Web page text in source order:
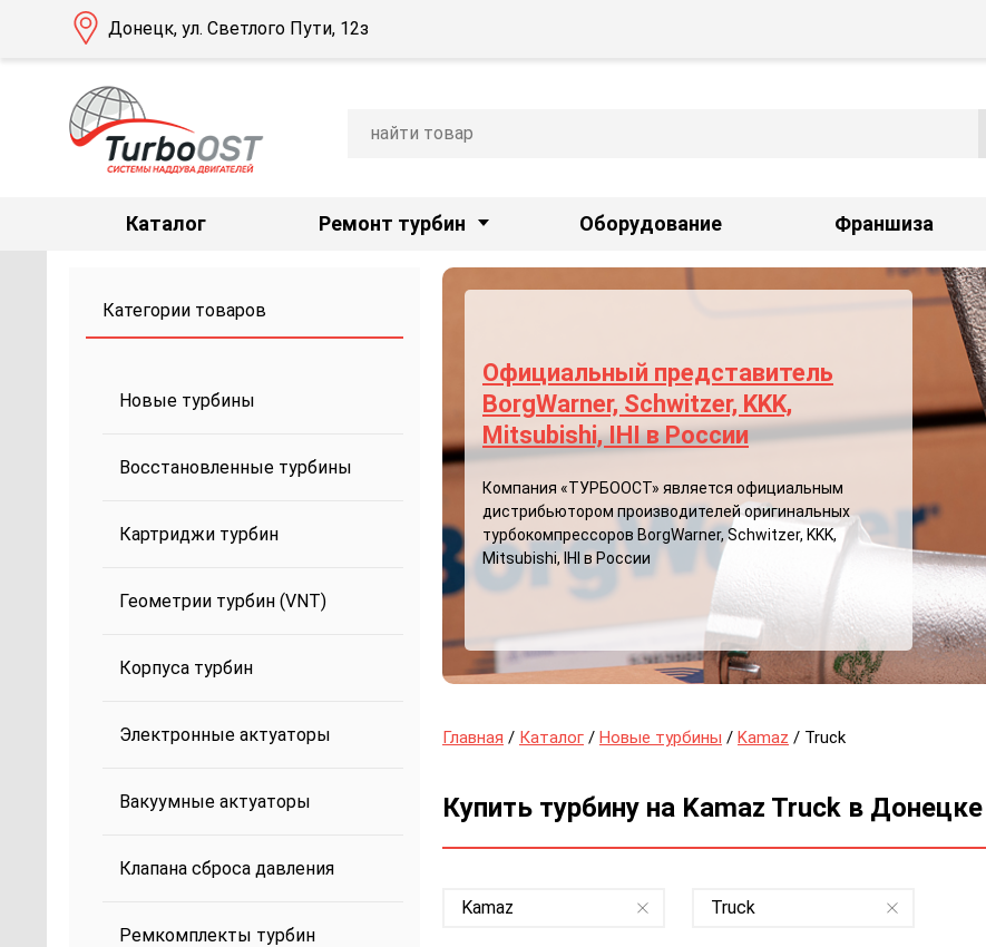
Каталог Ремонт турбин Оборудование Франшиза
Донецк, ул. Светлого Пути, 12з
Категории товаров
Новые турбины
Восстановленные турбины
Картриджи турбин
Геометрии турбин (VNT)
Корпуса турбин
Электронные актуаторы
Вакуумные актуаторы
Клапана сброса давления
Ремкомплекты турбин
Официальный представитель
BorgWarner, Schwitzer, KKK,
Mitsubishi, IHI в России
Компания «ТУРБООСТ» является официальным
дистрибьютором производителей оригинальных
турбокомпрессоров BorgWarner, Schwitzer, KKK,
Mitsubishi, IHI в России
Главная / Каталог / Новые турбины / Kamaz / Truck
Купить турбину на Kamaz Truck в Донецке
Kamaz Truck